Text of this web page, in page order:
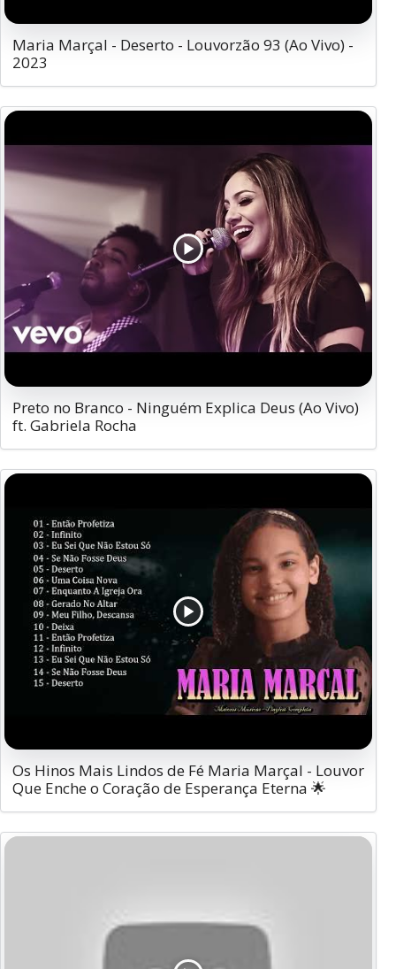
Maria Marçal - Deserto - Louvorzão 93 (Ao Vivo) -
2023
Preto no Branco - Ninguém Explica Deus (Ao Vivo)
ft. Gabriela Rocha
Os Hinos Mais Lindos de Fé Maria Marçal - Louvor
Que Enche o Coração de Esperança Eterna 🌟